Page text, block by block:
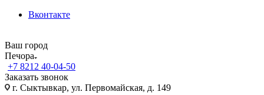
Вконтакте
Ваш город
Печора
+7 8212 40-04-50
Заказать звонок
г. Сыктывкар, ул. Первомайская, д. 149